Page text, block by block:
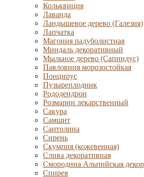
Кольквиция
Лаванда
Ландышевое дерево (Галезия)
Лапчатка
Магония падуболистная
Миндаль декоративный
Мыльное дерево (Сапиндус)
Павловния морозостойкая
Понцирус
Пузыреплодник
Рододендрон
Розмарин лекарственный
Сакура
Самшит
Сантолина
Сирень
Скумпия (кожевенная)
Слива декоративная
Смородина Альпийская
Спирея